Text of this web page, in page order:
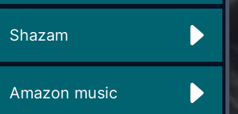
Shazam
Amazon music